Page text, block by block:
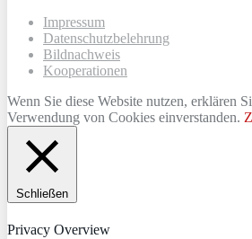
Impressum
Datenschutzbelehrung
Bildnachweis
Kooperationen
Wenn Sie diese Website nutzen, erklären
Verwendung von Cookies einverstanden.
Schließen
Privacy Overview